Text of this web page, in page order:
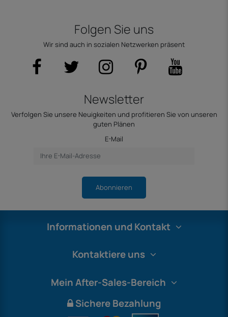
Folgen Sie uns
Wir sind auch in sozialen Netzwerken präsent
Newsletter
Verfolgen Sie unsere Neuigkeiten und profitieren Sie von unseren
guten Plänen
E-Mail
Abonnieren
Informationen und Kontakt
Kontaktiere uns
Mein After-Sales-Bereich
Sichere Bezahlung